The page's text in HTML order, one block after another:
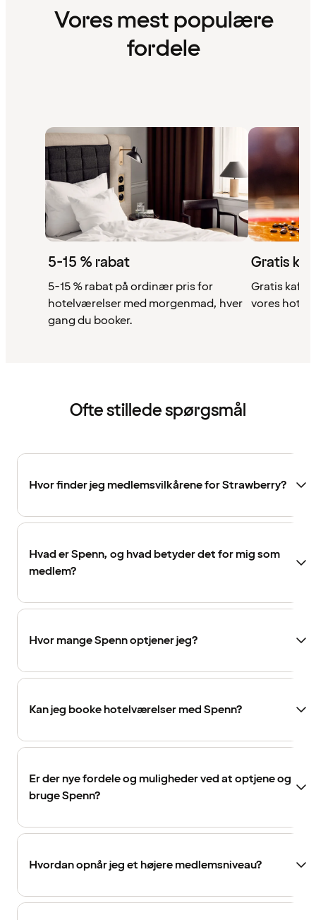
Vores mest populære
fordele
5-15 % rabat
5-15 % rabat på ordinær pris for
hotelværelser med morgenmad, hver
gang du booker.
Gratis
Gratis
vores
Ofte stillede spørgsmål
Hvor finder jeg medlemsvilkårene for Strawberry?
Hvad er Spenn, og hvad betyder det for mig som
medlem?
Hvor mange Spenn optjener jeg?
Kan jeg booke hotelværelser med Spenn?
Er der nye fordele og muligheder ved at optjene og
bruge Spenn?
Hvordan opnår jeg et højere medlemsniveau?